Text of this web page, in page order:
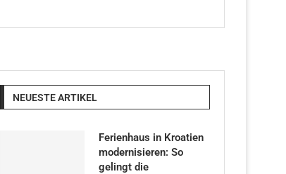
NEUESTE ARTIKEL
Ferienhaus in Kroatien
modernisieren: So
gelingt die